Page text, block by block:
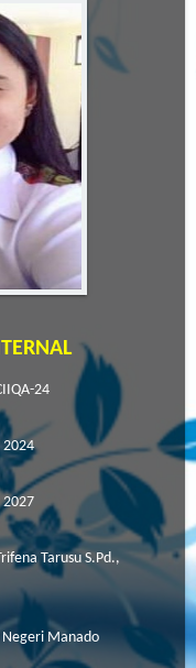
24
2024
2027
Tarusu S.Pd.,
Negeri Manado